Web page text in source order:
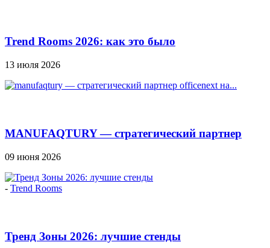
Trend Rooms 2026: как это было
13 июля 2026
MANUFAQTURY — стратегический партнер
09 июня 2026
- Trend Rooms
Тренд Зоны 2026: лучшие стенды